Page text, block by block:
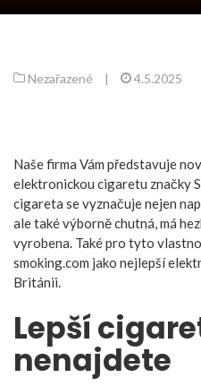
Nezařazené | 4.5.2025
Naše firma Vám představuje
elektronickou cigaretu značky
cigareta se vyznačuje nejen
ale také výborně chutná, má
vyrobena. Také pro tyto
smoking.com jako nejlepší
Británii.
Lepší
nenajdete